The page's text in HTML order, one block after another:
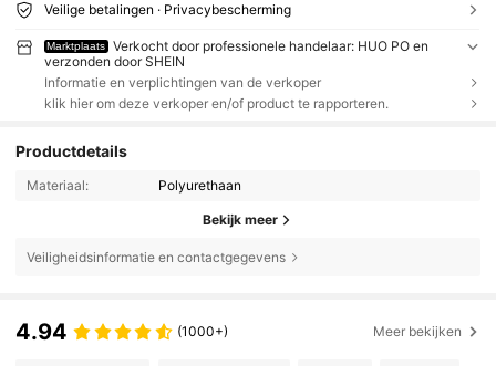
Veilige betalingen · Privacybescherming
Marktplaats
Verkocht door professionele handelaar: HUO PO en
verzonden door SHEIN
Informatie en verplichtingen van de verkoper
klik hier om deze verkoper en/of product te rapporteren.
Productdetails
Materiaal: Polyurethaan
Bekijk meer
Veiligheidsinformatie en contactgegevens
4.94 (1000+) Meer bekijken